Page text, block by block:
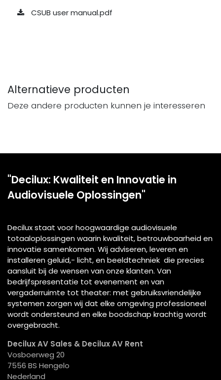
CSUB user manual.pdf
Alternatieve producten
Deze andere producten kunnen je interesseren
"Decilux: Kwaliteit en Innovatie in
Audiovisuele Oplossingen"
Decilux staat voor hoogwaardige audiovisuele
totaaloplossingen waarin kwaliteit, betrouwbaarheid en
innovatie samenkomen. Wij adviseren, leveren en
installeren geluid,- licht, en beeldtechniek die precies
aansluit bij de wensen van onze klanten. Van
bedrijfspresentatie tot evenement en van
vergaderruimte tot theater: met gebruiksvriendelijke
systemen zorgen wij dat elke omgeving professioneel
wordt ondersteund en elke boodschap krachtig wordt
overgebracht.
Decilux AV Sales & Decilux AV Rent
Vosboerweg 20
7556 BS Hengelo
Nederland